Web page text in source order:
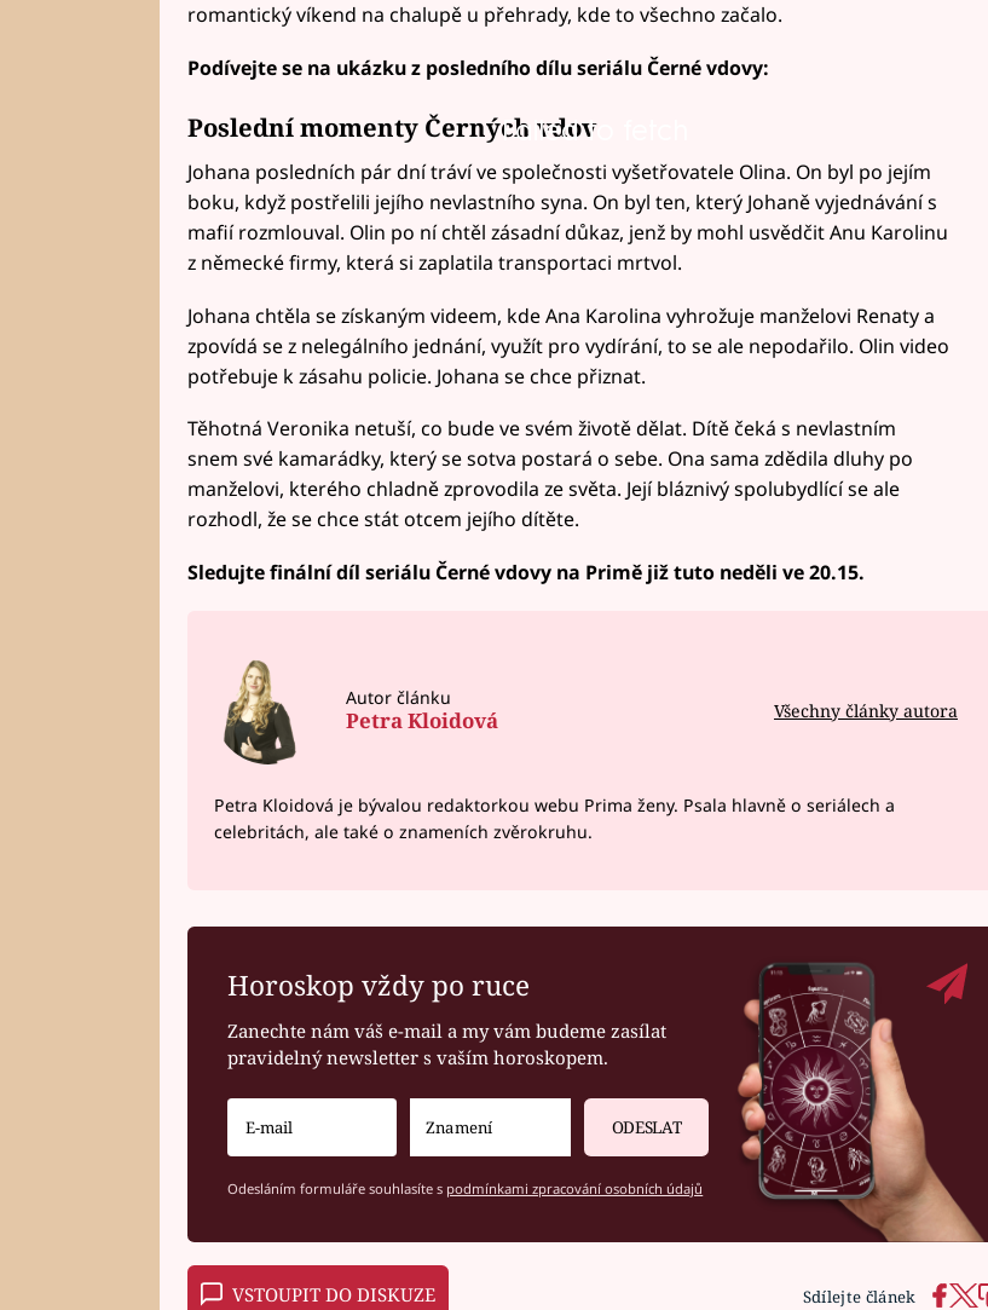
romantický víkend na chalupě u přehrady, kde to všechno začalo.
Podívejte se na ukázku z posledního dílu seriálu Černé vdovy:
Failed to fetch
Poslední momenty Černých vdov
Johana posledních pár dní tráví ve společnosti vyšetřovatele Olina. On byl po jejím
boku, když postřelili jejího nevlastního syna. On byl ten, který Johaně vyjednávání s
mafií rozmlouval. Olin po ní chtěl zásadní důkaz, jenž by mohl usvědčit Anu Karolinu
z německé firmy, která si zaplatila transportaci mrtvol.
Johana chtěla se získaným videem, kde Ana Karolina vyhrožuje manželovi Renaty a
zpovídá se z nelegálního jednání, využít pro vydírání, to se ale nepodařilo. Olin video
potřebuje k zásahu policie. Johana se chce přiznat.
Těhotná Veronika netuší, co bude ve svém životě dělat. Dítě čeká s nevlastním
snem své kamarádky, který se sotva postará o sebe. Ona sama zdědila dluhy po
manželovi, kterého chladně zprovodila ze světa. Její bláznivý spolubydlící se ale
rozhodl, že se chce stát otcem jejího dítěte.
Sledujte finální díl seriálu Černé vdovy na Primě již tuto neděli ve 20.15.
Autor článku
Petra Kloidová Všechny články autora
Petra Kloidová je bývalou redaktorkou webu Prima ženy. Psala hlavně o seriálech a
celebritách, ale také o znameních zvěrokruhu.
Horoskop vždy po ruce
Zanechte nám váš e-mail a my vám budeme zasílat
pravidelný newsletter s vaším horoskopem.
ODESLAT
Odesláním formuláře souhlasíte s podmínkami zpracování osobních údajů
VSTOUPIT DO DISKUZE Sdílejte článek